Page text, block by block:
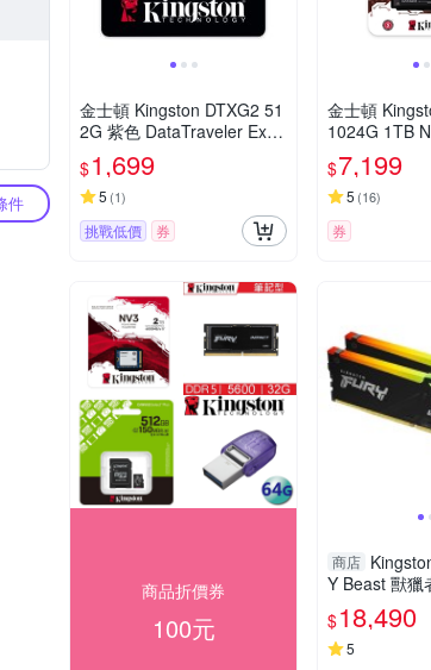
件
金士頓 Kingston DTXG2 51
2G 紫色 DataTraveler Exod
ia 隨身碟 DTXG2/512GB
$1,699
5 (1)
挑戰低價 券
金士頓
1024G 1TB NVMe PCIe SK
C3000S/
硬碟
$7,199
5 (16)
券
商品折價券
100元
商店
Y Beast 獸獵
6000
超頻記憶體
AK2-32
$18,490
5